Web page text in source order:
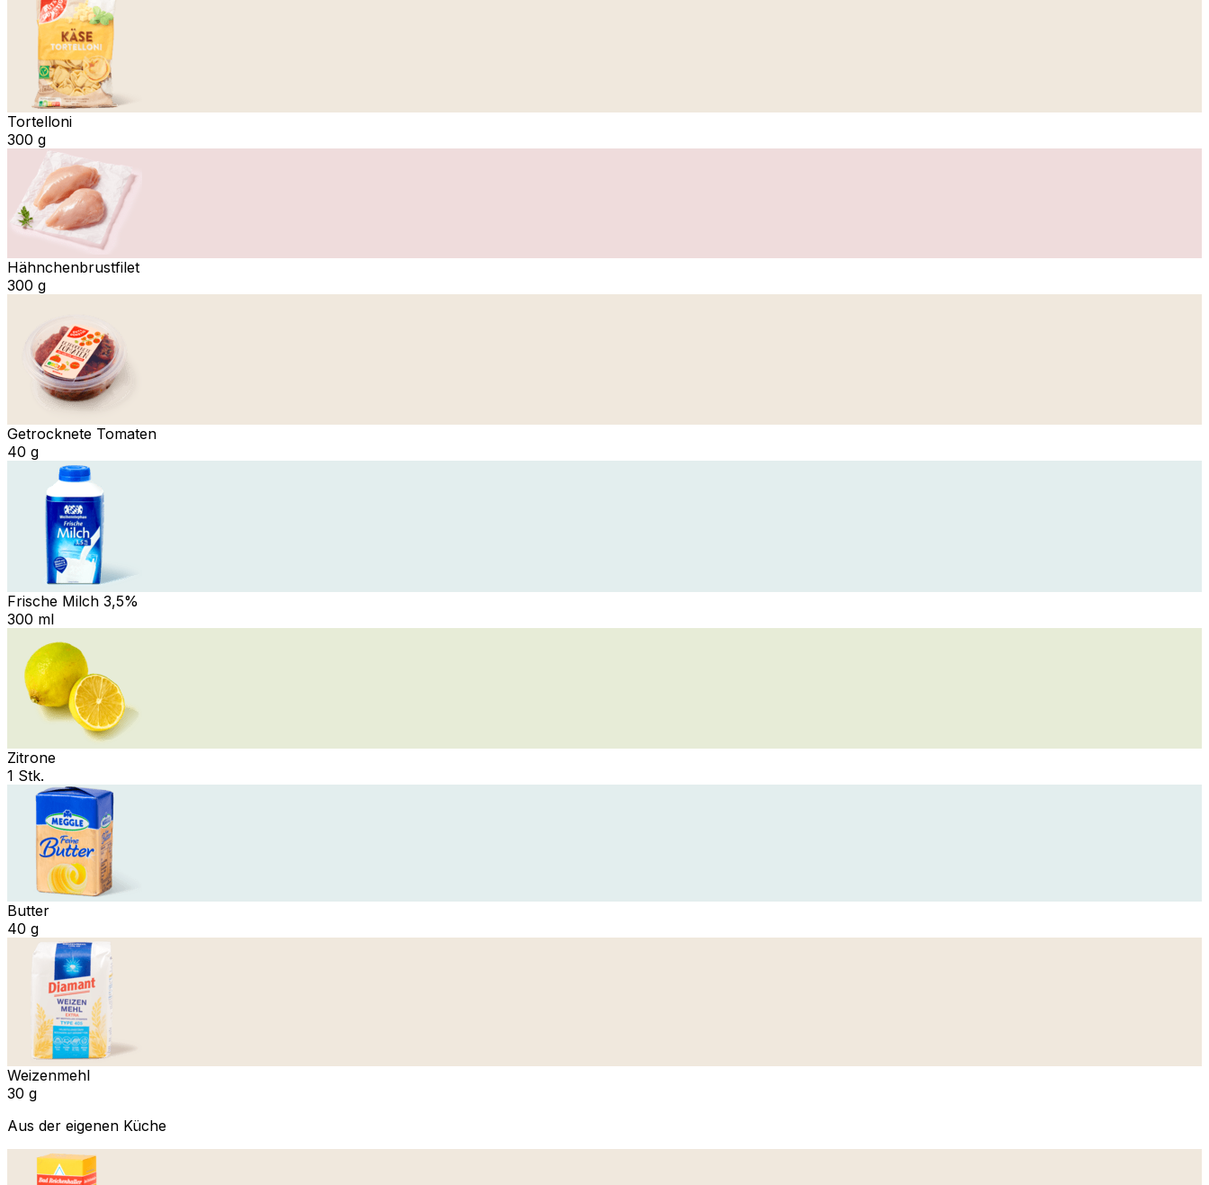
Tortelloni
300 g
Hähnchenbrustfilet
300 g
Getrocknete Tomaten
40 g
Frische Milch 3,5%
300 ml
Zitrone
1 Stk.
Butter
40 g
Weizenmehl
30 g
Aus der eigenen Küche